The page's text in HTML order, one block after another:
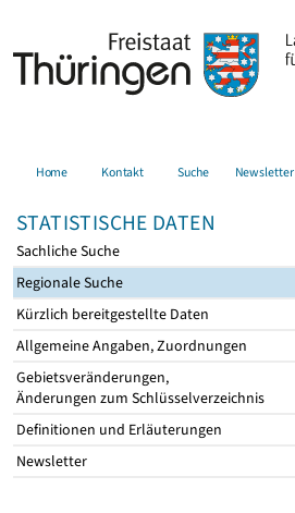
Home Kontakt Suche Newsletter
STATISTISCHE DATEN
Sachliche Suche
Regionale Suche
Kürzlich bereitgestellte Daten
Allgemeine Angaben, Zuordnungen
Gebietsveränderungen,
Änderungen zum Schlüsselverzeichnis
Definitionen und Erläuterungen
Newsletter